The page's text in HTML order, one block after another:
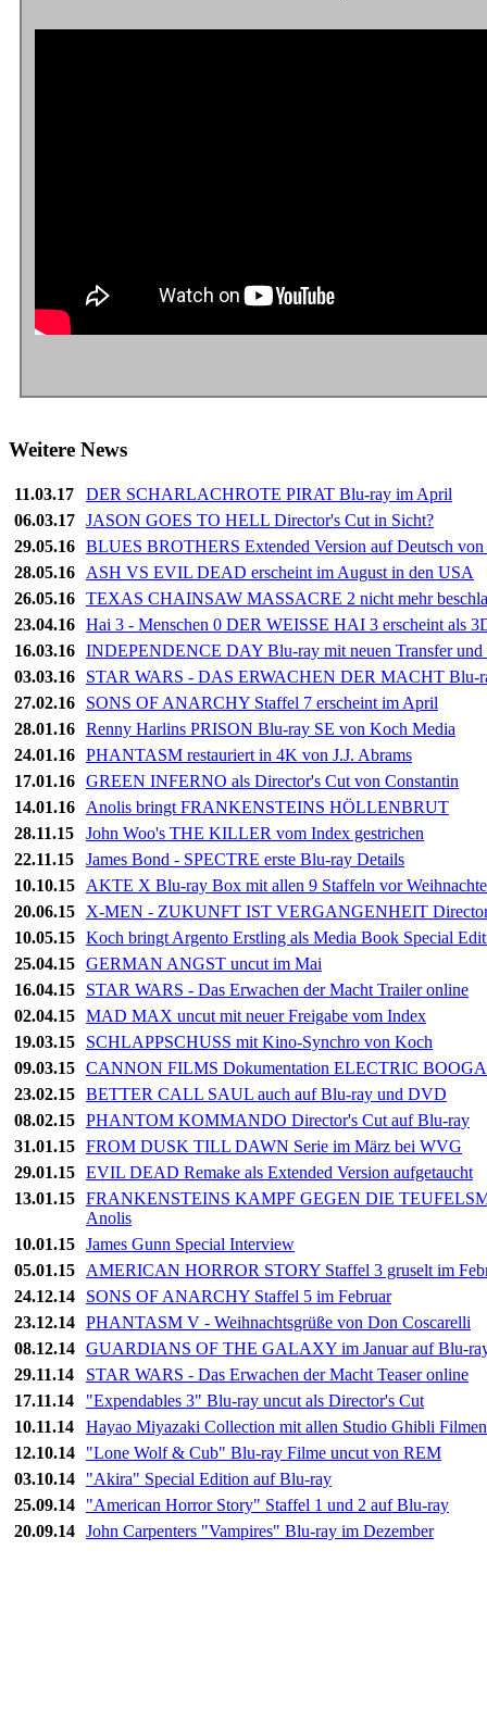
Weitere News
11.03.17
DER SCHARLACHROTE PIRAT Blu-ray im April
06.03.17 JASON GOES TO HELL Director's Cut in Sicht?
29.05.16 BLUES BROTHERS Extended Version auf Deutsch von
28.05.16
ASH VS EVIL DEAD erscheint im August in den USA
26.05.16 TEXAS CHAINSAW MASSACRE 2 nicht mehr
23.04.16 Hai 3 - Menschen 0 DER WEISSE HAI 3 erscheint als
16.03.16 INDEPENDENCE DAY Blu-ray mit neuen Transfer und
03.03.16
STAR WARS - DAS ERWACHEN DER MACHT Blu-
27.02.16
SONS OF ANARCHY Staffel 7 erscheint im April
28.01.16 Renny Harlins PRISON Blu-ray SE von Koch Media
24.01.16 PHANTASM restauriert in 4K von J.J. Abrams
17.01.16 GREEN INFERNO als Director's Cut von Constantin
14.01.16
Anolis bringt FRANKENSTEINS HÖLLENBRUT
28.11.15
John Woo's THE KILLER vom Index gestrichen
22.11.15
James Bond - SPECTRE erste Blu-ray Details
10.10.15
AKTE X Blu-ray Box mit allen 9 Staffeln vor
20.06.15
X-MEN - ZUKUNFT IST VERGANGENHEIT
10.05.15 Koch bringt Argento Erstling als Media Book Special
25.04.15 GERMAN ANGST uncut im Mai
16.04.15
STAR WARS - Das Erwachen der Macht Trailer online
02.04.15 MAD MAX uncut mit neuer Freigabe vom Index
19.03.15
SCHLAPPSCHUSS mit Kino-Synchro von Koch
09.03.15 CANNON FILMS Dokumentation ELECTRIC
23.02.15 BETTER CALL SAUL auch auf Blu-ray und DVD
08.02.15 PHANTOM KOMMANDO Director's Cut auf Blu-ray
31.01.15 FROM DUSK TILL DAWN Serie im März bei WVG
29.01.15 EVIL DEAD Remake als Extended Version aufgetaucht
13.01.15 FRANKENSTEINS KAMPF GEGEN DIE
Anolis
10.01.15 James Gunn Special Interview
05.01.15
AMERICAN HORROR STORY Staffel 3 gruselt im
24.12.14
SONS OF ANARCHY Staffel 5 im Februar
23.12.14 PHANTASM V - Weihnachtsgrüße von Don Coscarelli
08.12.14 GUARDIANS OF THE GALAXY im Januar auf Blu-
29.11.14
STAR WARS - Das Erwachen der Macht Teaser online
17.11.14
"Expendables 3" Blu-ray uncut als Director's Cut
10.11.14
Hayao Miyazaki Collection mit allen Studio Ghibli
12.10.14
"Lone Wolf & Cub" Blu-ray Filme uncut von REM
03.10.14
"Akira" Special Edition auf Blu-ray
25.09.14
"American Horror Story" Staffel 1 und 2 auf Blu-ray
20.09.14 John Carpenters "Vampires" Blu-ray im Dezember